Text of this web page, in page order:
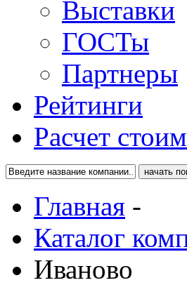
Выставки
ГОСТы
Партнеры
Рейтинги
Расчет
Главная -
Каталог
Иваново